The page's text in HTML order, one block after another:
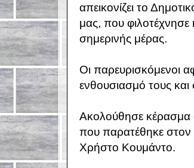
απεικονίζει το
μας, που
σημερινής μέρας.
Οι παρευρισκόμενοι
ενθουσιασμό τους και
Ακολούθησε κέρασμα
που παρατέθηκε στον
Χρήστο Κουμάντο.